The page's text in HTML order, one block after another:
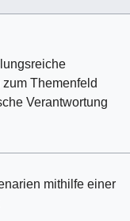
Themenfeld
Verantwortung
mithilfe einer